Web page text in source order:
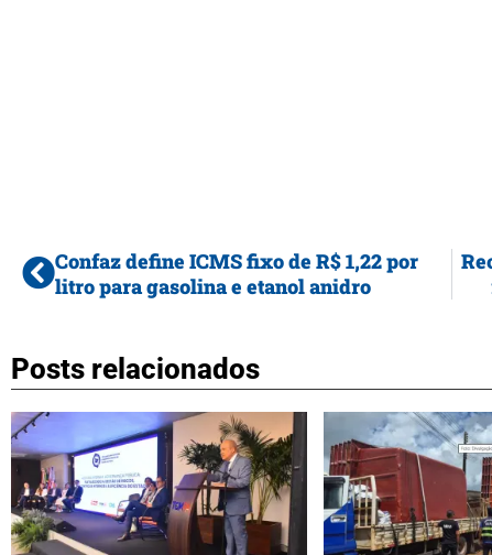
Confaz define ICMS fixo de R$ 1,22 por
litro para gasolina e etanol anidro
Posts relacionados